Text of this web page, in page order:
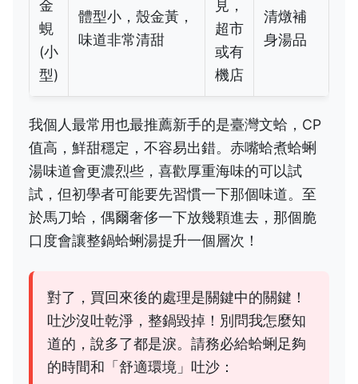
金
蜆
(小
型)
體型小，殼金黃，
味道非常清甜
見，
超市
或有
機店
清燉補
身湯品
我個人最常用也最推薦新手的是臺灣文蛤，CP
值高，鮮甜穩定，不容易出錯。赤嘴蛤煮蛤蜊
湯味道會更濃烈些，喜歡厚重海味的可以試
試，但初學者可能要先習慣一下那個味道。至
於馬刀蛤，偶爾奢侈一下放幾顆進去，那個脆
口度會讓整鍋蛤蜊湯提升一個層次！
對了，買回來後的處理是關鍵中的關鍵！
吐沙沒吐乾淨，整鍋毀掉！別問我怎麼知
道的，說多了都是淚。請務必給蛤蜊足夠
的時間和「舒適環境」吐沙：